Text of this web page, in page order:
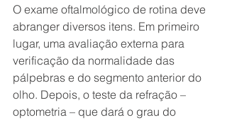
O exame oftalmológico de rotina deve
abranger diversos itens. Em primeiro
lugar, uma avaliação externa para
verificação da normalidade das
pálpebras e do segmento anterior do
olho. Depois, o teste da refração –
optometria – que dará o grau do